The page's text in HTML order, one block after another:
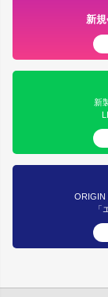
新
新
ORIGIN
「